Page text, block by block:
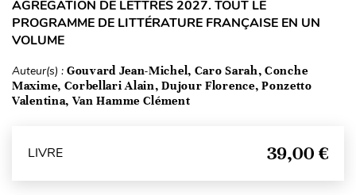
AGRÉGATION DE LETTRES 2027. TOUT LE
PROGRAMME DE LITTÉRATURE FRANÇAISE EN UN
VOLUME
Auteur(s) : Gouvard Jean-Michel, Caro Sarah, Conche
Maxime, Corbellari Alain, Dujour Florence, Ponzetto
Valentina, Van Hamme Clément
LIVRE 39,00 €